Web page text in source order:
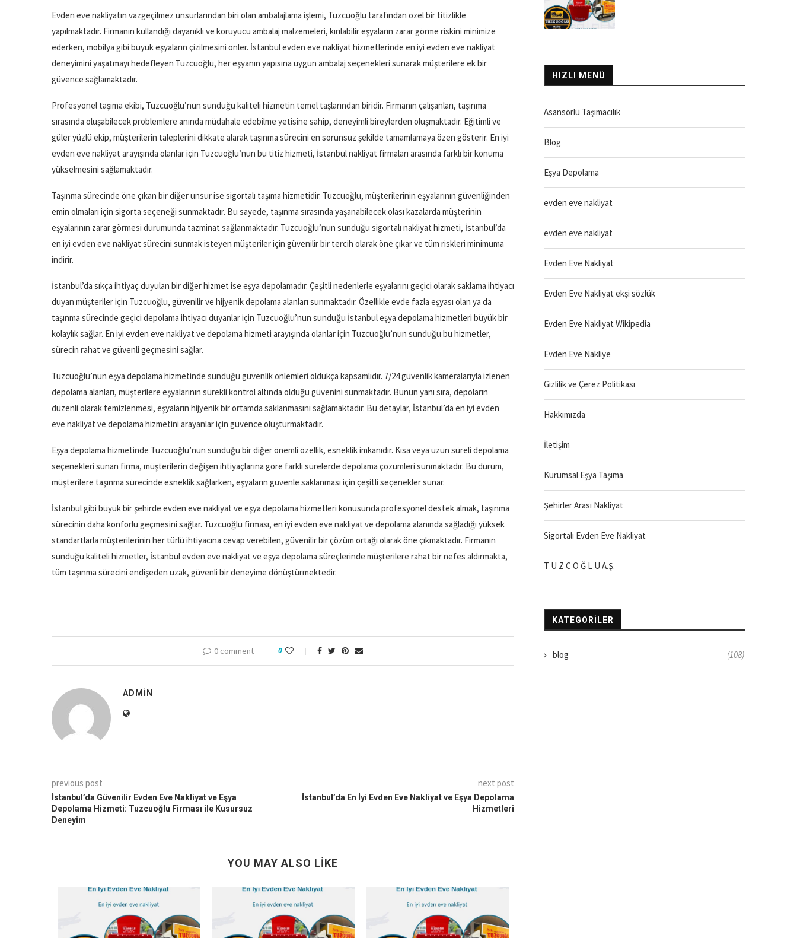
Evden eve nakliyatın vazgeçilmez unsurlarından biri olan ambalajlama işlemi, Tuzcuoğlu tarafından özel bir titizlikle
yapılmaktadır. Firmanın kullandığı dayanıklı ve koruyucu ambalaj malzemeleri, kırılabilir eşyaların zarar görme riskini minimize
ederken, mobilya gibi büyük eşyaların çizilmesini önler. İstanbul evden eve nakliyat hizmetlerinde en iyi evden eve nakliyat
deneyimini yaşatmayı hedefleyen Tuzcuoğlu, her eşyanın yapısına uygun ambalaj seçenekleri sunarak müşterilere ek bir
güvence sağlamaktadır.
Profesyonel taşıma ekibi, Tuzcuoğlu’nun sunduğu kaliteli hizmetin temel taşlarından biridir. Firmanın çalışanları, taşınma
sırasında oluşabilecek problemlere anında müdahale edebilme yetisine sahip, deneyimli bireylerden oluşmaktadır. Eğitimli ve
güler yüzlü ekip, müşterilerin taleplerini dikkate alarak taşınma sürecini en sorunsuz şekilde tamamlamaya özen gösterir. En iyi
evden eve nakliyat arayışında olanlar için Tuzcuoğlu’nun bu titiz hizmeti, İstanbul nakliyat firmaları arasında farklı bir konuma
yükselmesini sağlamaktadır.
Taşınma sürecinde öne çıkan bir diğer unsur ise sigortalı taşıma hizmetidir. Tuzcuoğlu, müşterilerinin eşyalarının güvenliğinden
emin olmaları için sigorta seçeneği sunmaktadır. Bu sayede, taşınma sırasında yaşanabilecek olası kazalarda müşterinin
eşyalarının zarar görmesi durumunda tazminat sağlanmaktadır. Tuzcuoğlu’nun sunduğu sigortalı nakliyat hizmeti, İstanbul’da
en iyi evden eve nakliyat sürecini sunmak isteyen müşteriler için güvenilir bir tercih olarak öne çıkar ve tüm riskleri minimuma
indirir.
İstanbul’da sıkça ihtiyaç duyulan bir diğer hizmet ise eşya depolamadır. Çeşitli nedenlerle eşyalarını geçici olarak saklama ihtiyacı
duyan müşteriler için Tuzcuoğlu, güvenilir ve hijyenik depolama alanları sunmaktadır. Özellikle evde fazla eşyası olan ya da
taşınma sürecinde geçici depolama ihtiyacı duyanlar için Tuzcuoğlu’nun sunduğu İstanbul eşya depolama hizmetleri büyük bir
kolaylık sağlar. En iyi evden eve nakliyat ve depolama hizmeti arayışında olanlar için Tuzcuoğlu’nun sunduğu bu hizmetler,
sürecin rahat ve güvenli geçmesini sağlar.
Tuzcuoğlu’nun eşya depolama hizmetinde sunduğu güvenlik önlemleri oldukça kapsamlıdır. 7/24 güvenlik kameralarıyla izlenen
depolama alanları, müşterilere eşyalarının sürekli kontrol altında olduğu güvenini sunmaktadır. Bunun yanı sıra, depoların
düzenli olarak temizlenmesi, eşyaların hijyenik bir ortamda saklanmasını sağlamaktadır. Bu detaylar, İstanbul’da en iyi evden
eve nakliyat ve depolama hizmetini arayanlar için güvence oluşturmaktadır.
Eşya depolama hizmetinde Tuzcuoğlu’nun sunduğu bir diğer önemli özellik, esneklik imkanıdır. Kısa veya uzun süreli depolama
seçenekleri sunan firma, müşterilerin değişen ihtiyaçlarına göre farklı sürelerde depolama çözümleri sunmaktadır. Bu durum,
müşterilere taşınma sürecinde esneklik sağlarken, eşyaların güvenle saklanması için çeşitli seçenekler sunar.
İstanbul gibi büyük bir şehirde evden eve nakliyat ve eşya depolama hizmetleri konusunda profesyonel destek almak, taşınma
sürecinin daha konforlu geçmesini sağlar. Tuzcuoğlu firması, en iyi evden eve nakliyat ve depolama alanında sağladığı yüksek
standartlarla müşterilerinin her türlü ihtiyacına cevap verebilen, güvenilir bir çözüm ortağı olarak öne çıkmaktadır. Firmanın
sunduğu kaliteli hizmetler, İstanbul evden eve nakliyat ve eşya depolama süreçlerinde müşterilere rahat bir nefes aldırmakta,
tüm taşınma sürecini endişeden uzak, güvenli bir deneyime dönüştürmektedir.
0 comment 0
ADMIN
previous post
İstanbul’da Güvenilir Evden Eve Nakliyat ve Eşya
Depolama Hizmeti: Tuzcuoğlu Firması ile Kusursuz
Deneyim
next post
İstanbul’da En İyi Evden Eve Nakliyat ve Eşya Depolama
Hizmetleri
YOU MAY ALSO LIKE
HIZLI MENÜ
Asansörlü Taşımacılık
Blog
Eşya Depolama
evden eve nakliyat
evden eve nakliyat
Evden Eve Nakliyat
Evden Eve Nakliyat ekşi sözlük
Evden Eve Nakliyat Wikipedia
Evden Eve Nakliye
Gizlilik ve Çerez Politikası
Hakkımızda
İletişim
Kurumsal Eşya Taşıma
Şehirler Arası Nakliyat
Sigortalı Evden Eve Nakliyat
T U Z C O Ğ L U A.Ş.
KATEGORILER
blog (108)